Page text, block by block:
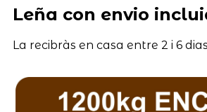
Leña con envio
La recibràs en casa entre 2 i 6 dias